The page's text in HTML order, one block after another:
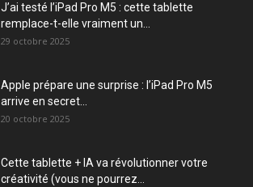
J’ai testé l’iPad Pro M5 : cette tablette
remplace-t-elle vraiment un...
29 octobre 2025
Apple prépare une surprise : l’iPad Pro M5
arrive en secret...
20 octobre 2025
Cette tablette + IA va révolutionner votre
créativité (vous ne pourrez...